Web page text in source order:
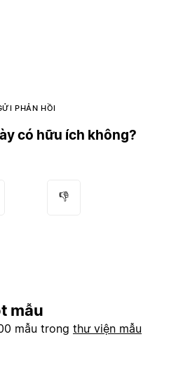
PHẢN HỒI
có hữu ích không?
👎
mẫu
mẫu trong thư viện mẫu